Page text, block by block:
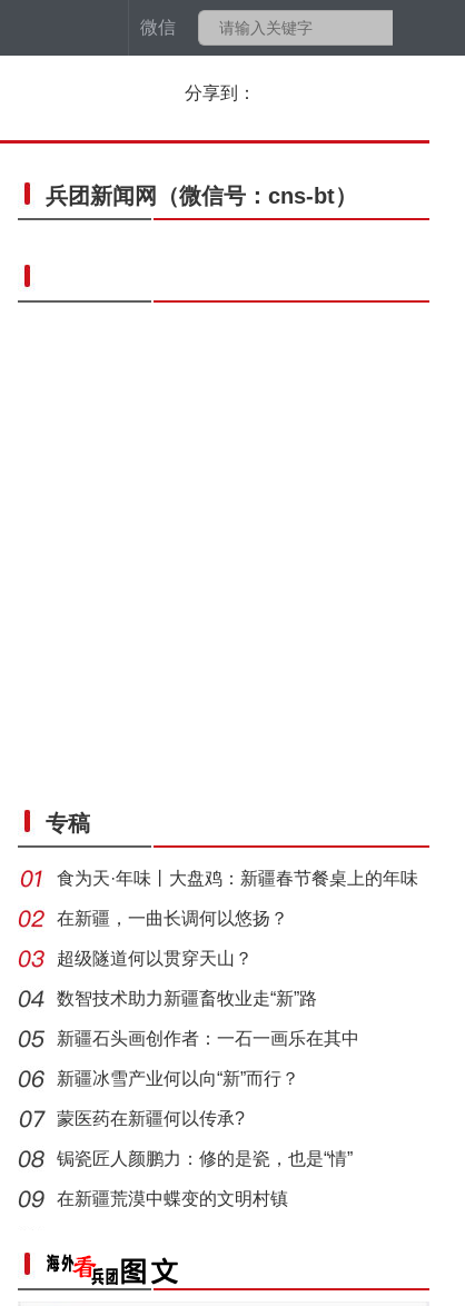
微信
分享到：
兵团新闻网 （微信号：cns-bt）
侨乡故事 | 从游客到创客：爱上喀什“慢生活
侨乡故事 | 新疆吐鲁番烘焙师“复刻”1400年
专稿
食为天·年味丨大盘鸡：新疆春节餐桌上的年味
担当
在新疆，一曲长调何以悠扬？
超级隧道何以贯穿天山？
数智技术助力新疆畜牧业走“新”路
新疆石头画创作者：一石一画乐在其中
新疆冰雪产业何以向“新”而行？
蒙医药在新疆何以传承?
锔瓷匠人颜鹏力：修的是瓷，也是“情”
在新疆荒漠中蝶变的文明村镇